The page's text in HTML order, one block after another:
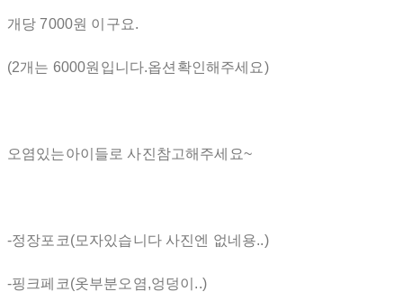
개당 7000원 이구요.
(2개는 6000원입니다.옵션확인해주세요)
오염있는아이들로 사진참고해주세요~
-정장포코(모자있습니다 사진엔 없네용..)
-핑크페코(옷부분오염,엉덩이..)